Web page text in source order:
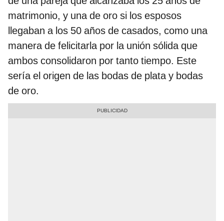
matrimonio, y una de oro si los esposos
llegaban a los 50 años de casados, como una
manera de felicitarla por la unión sólida que
ambos consolidaron por tanto tiempo. Este
sería el origen de las bodas de plata y bodas
de oro.